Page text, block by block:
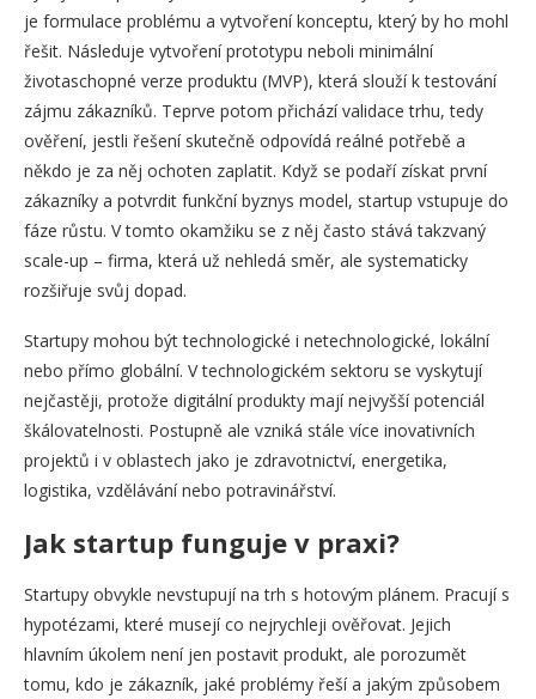
je formulace problému a vytvoření konceptu, který by ho mohl
řešit. Následuje vytvoření prototypu neboli minimální
životaschopné verze produktu (MVP), která slouží k testování
zájmu zákazníků. Teprve potom přichází validace trhu, tedy
ověření, jestli řešení skutečně odpovídá reálné potřebě a
někdo je za něj ochoten zaplatit. Když se podaří získat první
zákazníky a potvrdit funkční byznys model, startup vstupuje do
fáze růstu. V tomto okamžiku se z něj často stává takzvaný
scale-up – firma, která už nehledá směr, ale systematicky
rozšiřuje svůj dopad.
Startupy mohou být technologické i netechnologické, lokální
nebo přímo globální. V technologickém sektoru se vyskytují
nejčastěji, protože digitální produkty mají nejvyšší potenciál
škálovatelnosti. Postupně ale vzniká stále více inovativních
projektů i v oblastech jako je zdravotnictví, energetika,
logistika, vzdělávání nebo potravinářství.
Jak startup funguje v praxi?
Startupy obvykle nevstupují na trh s hotovým plánem. Pracují s
hypotézami, které musejí co nejrychleji ověřovat. Jejich
hlavním úkolem není jen postavit produkt, ale porozumět
tomu, kdo je zákazník, jaké problémy řeší a jakým způsobem